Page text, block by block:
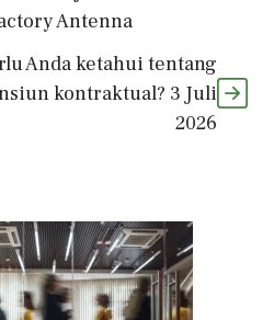
Antenna
Anda ketahui tentang
kontraktual? 3 Juli
2026